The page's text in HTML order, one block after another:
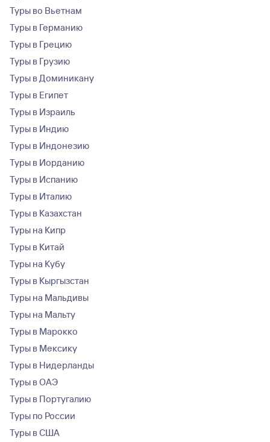
Туры во Вьетнам
Туры в Германию
Туры в Грецию
Туры в Грузию
Туры в Доминикану
Туры в Египет
Туры в Израиль
Туры в Индию
Туры в Индонезию
Туры в Иорданию
Туры в Испанию
Туры в Италию
Туры в Казахстан
Туры на Кипр
Туры в Китай
Туры на Кубу
Туры в Кыргызстан
Туры на Мальдивы
Туры на Мальту
Туры в Марокко
Туры в Мексику
Туры в Нидерланды
Туры в ОАЭ
Туры в Португалию
Туры по России
Туры в США